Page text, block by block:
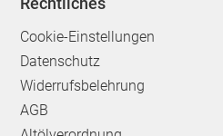
Cookie-Einstellungen
Datenschutz
Widerrufsbelehrung
AGB